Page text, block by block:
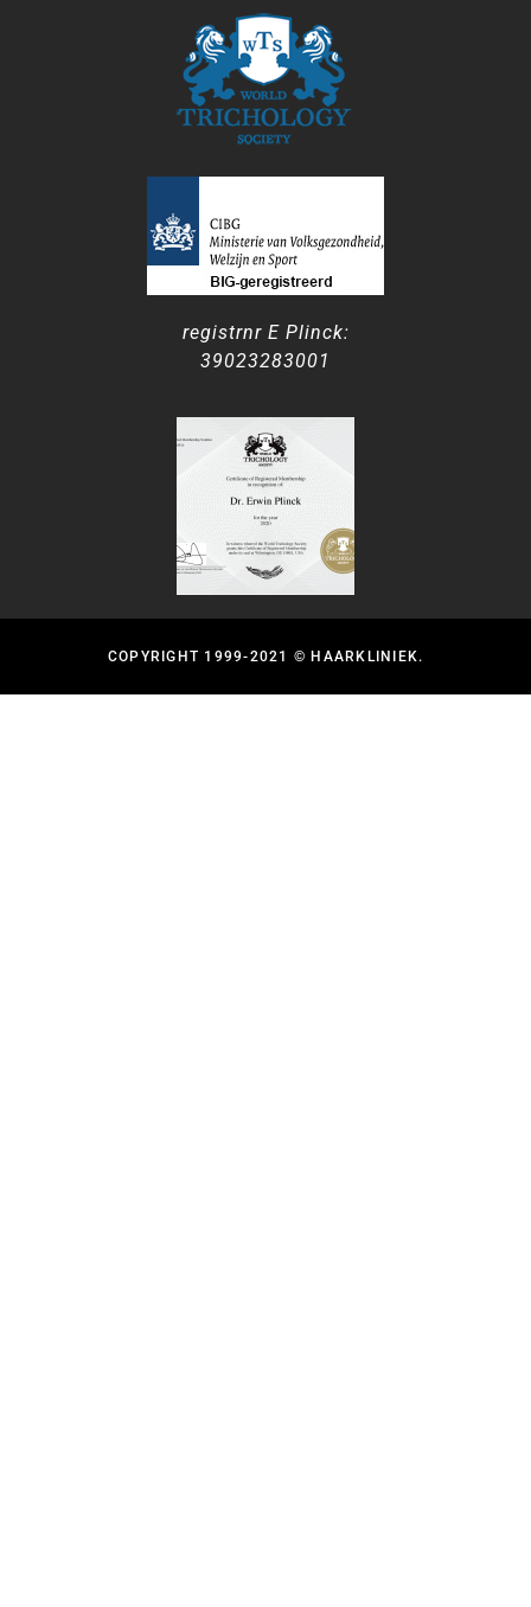
registrnr E Plinck:
39023283001
COPYRIGHT 1999-2021 © HAARKLINIEK.